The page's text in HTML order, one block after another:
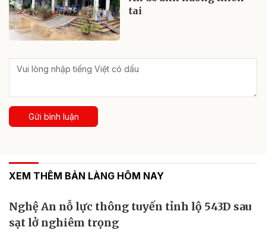
tai
Gửi bình luận
XEM THÊM BẢN LÀNG HÔM NAY
Nghệ An nỗ lực thông tuyến tỉnh lộ 543D sau
sạt lở nghiêm trọng